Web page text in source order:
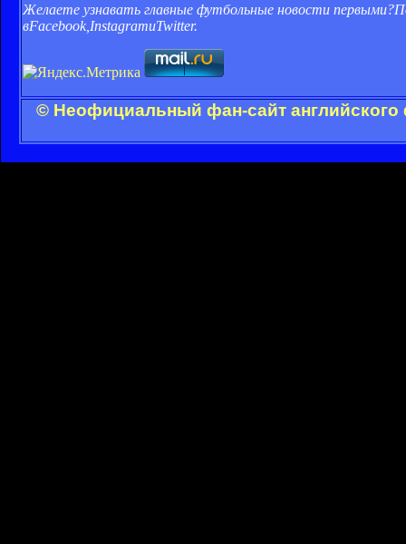
Желаете узнавать главные футбольные новости первыми?
вFacebook InstagramиTwitter.
© Неофициальный фан-сайт английского